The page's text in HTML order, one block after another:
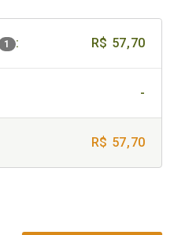
1 : R$ 57,70
-
R$ 57,70